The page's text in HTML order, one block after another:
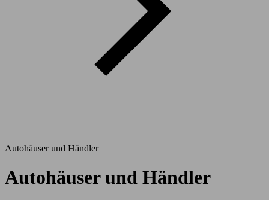
Autohäuser und Händler
Autohäuser und Händler